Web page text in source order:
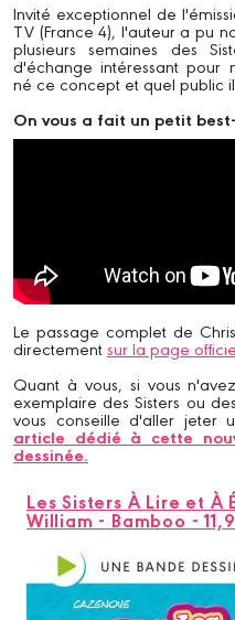
Invité exceptionnel de
TV (France 4), l'auteur a pu
plusieurs semaines des
d'échange intéressant pour
né ce concept et quel public
On vous a fait un petit
Le passage complet de
directementsur la page
Quant à vous, si vous
exemplaire des Sisters ou
vous conseille d'aller jeter
article dédié à cette
dessinée.
Les Sisters À Lire et
William - Bamboo -